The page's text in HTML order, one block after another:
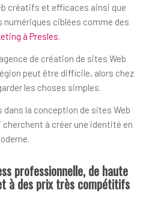
créatifs et efficaces ainsi que
numériques ciblées comme des
à Presles.
de création de sites Web
peut être difficile, alors chez
les choses simples.
dans la conception de sites Web
à créer une identité en
professionnelle, de haute
à des prix très compétitifs